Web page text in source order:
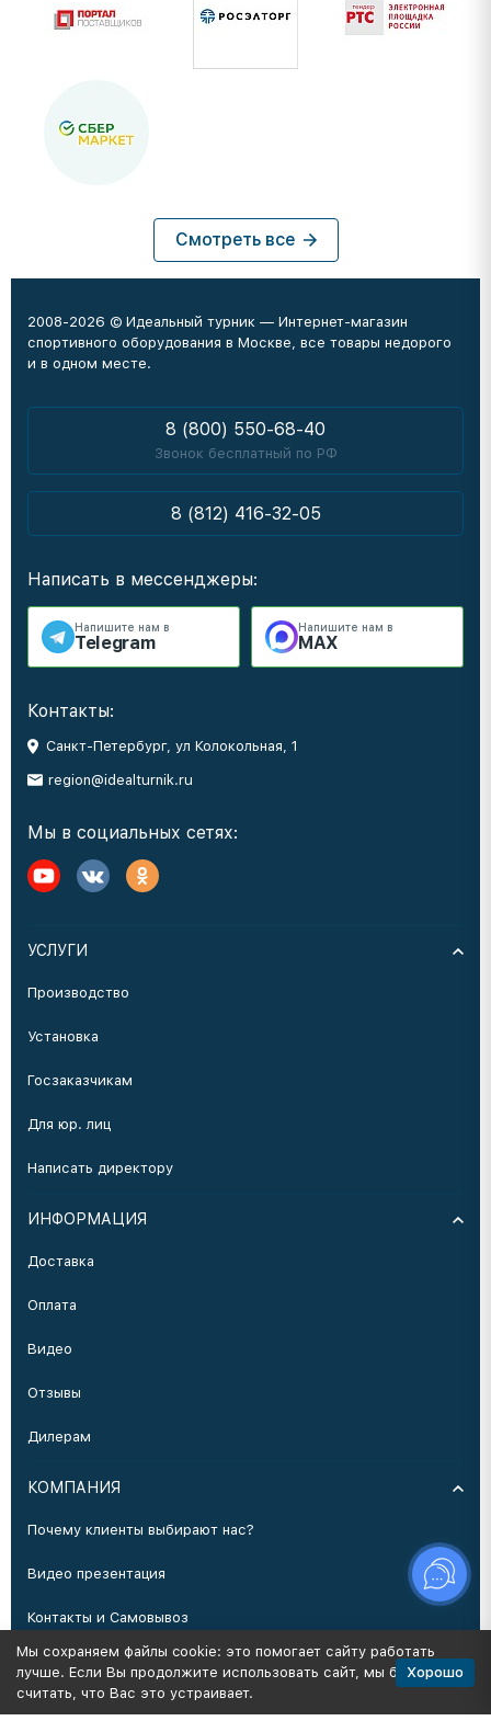
Смотреть все
2008-2026 © Идеальный турник — Интернет-магазин
спортивного оборудования в Москве, все товары недорого
и в одном месте.
8 (800) 550-68-40
Звонок бесплатный по РФ
8 (812) 416-32-05
Написать в мессенджеры:
Напишите нам в
Telegram
Напишите нам в
MAX
Контакты:
Санкт-Петербург, ул Колокольная, 1
region@idealturnik.ru
Мы в социальных сетях:
УСЛУГИ
Производство
Установка
Госзаказчикам
Для юр. лиц
Написать директору
ИНФОРМАЦИЯ
Доставка
Оплата
Видео
Отзывы
Дилерам
КОМПАНИЯ
Почему клиенты выбирают нас?
Видео презентация
Контакты и Самовывоз
Производство
Мы сохраняем файлы cookie: это помогает сайту работать
лучше. Если Вы продолжите использовать сайт, мы будем
считать, что Вас это устраивает.
Хорошо